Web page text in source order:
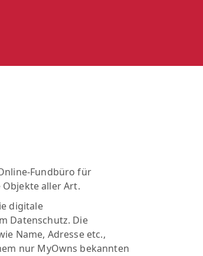
Fundbüro für
aller Art.
digitale
Datenschutz. Die
Name, Adresse etc.,
nur MyOwns bekannten